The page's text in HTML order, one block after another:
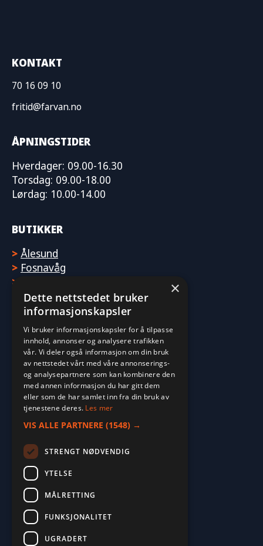
KONTAKT
70 16 09 10
fritid@farvan.no
ÅPNINGSTIDER
Hverdager: 09.00-16.30
Torsdag: 09.00-18.00
Lørdag: 10.00-14.00
BUTIKKER
> Ålesund
> Fosnavåg
>
2026. ALL RIGHTS RESERVED.
×
Dette nettstedet bruker
informasjonskapsler
Vi bruker informasjonskapsler for å tilpasse
innhold, annonser og analysere trafikken
vår. Vi deler også informasjon om din bruk
av nettstedet vårt med våre annonserings-
og analysepartnere som kan kombinere den
med annen informasjon du har gitt dem
eller som de har samlet inn fra din bruk av
tjenestene deres. Les mer
VIS ALLE PARTNERE (1548) →
STRENGT NØDVENDIG
YTELSE
MÅLRETTING
FUNKSJONALITET
UGRADERT